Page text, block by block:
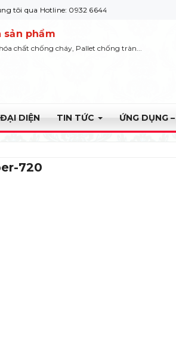
Hotline: 0932 664422
sản phẩm
chất chống cháy, Pallet chống tràn...
DIỆN TIN TỨC ỨNG DỤNG
720